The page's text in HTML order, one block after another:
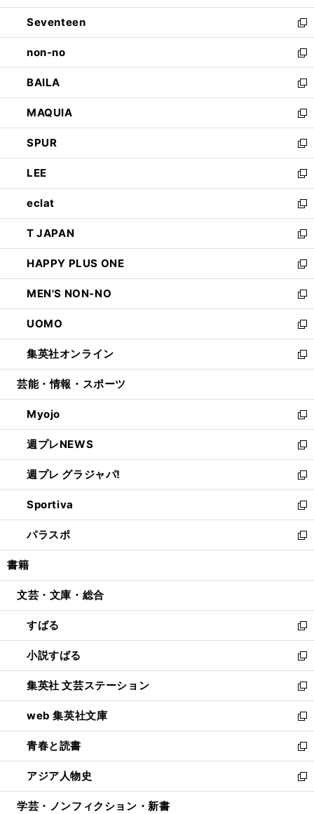
開
く
ウ
で
開
く
ン
ド
ウ
で
開
く
Seventeen
新
し
い
ウ
ィ
ン
ド
ウ
で
開
く
non-no
新
し
い
ウ
ィ
ン
ド
ウ
で
開
く
BAILA
新
し
い
ウ
ィ
ン
ド
ウ
で
開
く
MAQUIA
新
し
い
ウ
ィ
ン
ド
ウ
で
開
く
SPUR
新
し
い
ウ
ィ
ン
ド
ウ
で
開
く
LEE
新
し
い
ウ
ィ
ン
ド
ウ
で
開
く
eclat
新
し
い
ウ
ィ
ン
ド
ウ
で
開
く
T JAPAN
新
し
い
ウ
ィ
ン
ド
ウ
で
開
HAPPY PLUS ONE
新
し
い
ウ
ィ
ン
ド
ウ
開
く
MEN'S NON-NO
新
し
い
ウ
ィ
ン
ウ
で
開
く
UOMO
新
し
い
ウ
ン
ド
ウ
で
開
く
集英社オンライン
新
し
ウ
ィ
ン
ド
ウ
で
開
く
芸能・情報・スポーツ
Myojo
新
し
い
ウ
ィ
ン
ド
ウ
で
開
週プレNEWS
新
し
い
ウ
ィ
ン
ド
ウ
開
週プレ グラジャパ!
新
し
い
ウ
ィ
ン
ウ
開
く
Sportiva
新
し
い
ウ
ン
ウ
で
開
く
パラスポ
新
し
ウ
ン
ド
ウ
で
開
く
書籍
文芸・文庫・総合
すばる
新
し
い
ウ
ィ
ン
ド
ウ
で
開
く
小説すばる
新
し
い
ウ
ィ
ン
ド
ウ
で
開
集英社 文芸ステーション
新
し
い
ウ
ィ
ン
ド
ウ
web 集英社文庫
新
し
い
ウ
ィ
ン
青春と読書
新
し
い
ウ
アジア人物史
新
し
学芸・ノンフィクション・新書